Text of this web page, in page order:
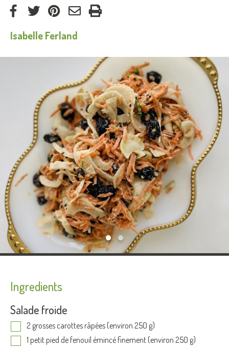
FacebookTwitter Pinterest
e-
Isabelle Ferland
Ingredients
Salade froide
2 grosses carottes râpées (environ 250 g)
1 petit pied de fenouil émincé finement (environ 250 g)